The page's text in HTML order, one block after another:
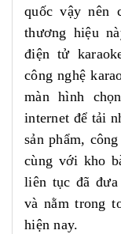
quốc vậy nên
thương hiệu
điện tử
công nghệ
màn hình
internet để tải
sản phẩm,
cùng với kho
liên tục đã đưa
và nằm trong
hiện nay.